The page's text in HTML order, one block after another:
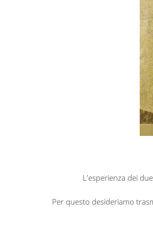
L'esperienza dei
Per questo desideriamo